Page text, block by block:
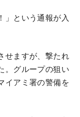
」という通報が入
せますが、撃たれ
。グループの狙い
イアミ署の警備を